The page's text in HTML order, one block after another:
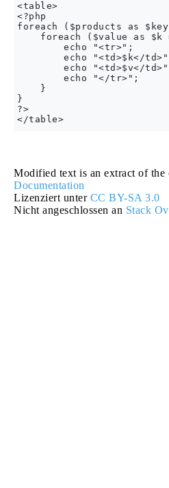
<table>
<?php
foreach ($products as
foreach ($value as $k
        echo "<tr>";
echo "<td>$k</
echo "<td>$v</
        echo "</tr>";
    }
}
?>
Modified text is an extract of the
Documentation
Lizenziert unter CC BY-SA 3.0
Nicht angeschlossen an Stack